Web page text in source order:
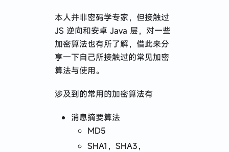
本人并非密码学专家，但接触过
JS 逆向和安卓 Java 层，对一些
加密算法也有所了解，借此来分
享一下自己所接触过的常见加密
算法与使用。
涉及到的常用的加密算法有
消息摘要算法
MD5
SHA1，SHA3，